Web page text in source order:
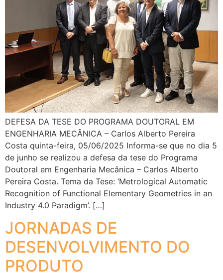
DEFESA DA TESE DO PROGRAMA DOUTORAL EM
ENGENHARIA MECÂNICA – Carlos Alberto Pereira
Costa quinta-feira, 05/06/2025 Informa-se que no dia 5
de junho se realizou a defesa da tese do Programa
Doutoral em Engenharia Mecânica – Carlos Alberto
Pereira Costa. Tema da Tese: ‘Metrological Automatic
Recognition of Functional Elementary Geometries in an
Industry 4.0 Paradigm’. […]
JORNADAS DE
DESENVOLVIMENTO DO
PRODUTO